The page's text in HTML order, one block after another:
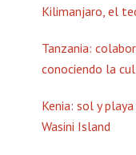
Kilimanjaro, el
Tanzania:
conociendo la
Kenia: sol y
Wasini Island